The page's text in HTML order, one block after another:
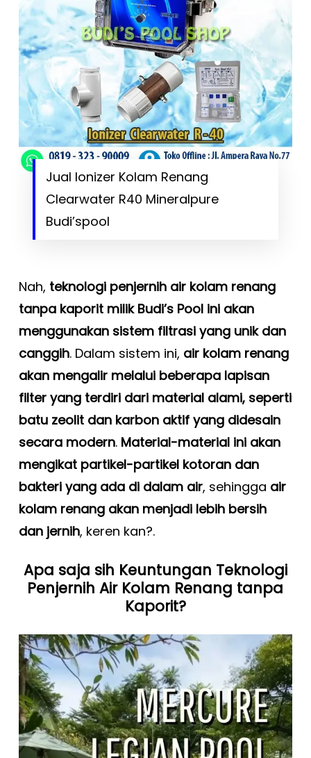
Jual Ionizer Kolam Renang
Clearwater R40 Mineralpure
Budi’spool
Nah, teknologi penjernih air kolam renang
tanpa kaporit milik Budi’s Pool ini akan
menggunakan sistem filtrasi yang unik dan
canggih. Dalam sistem ini, air kolam renang
akan mengalir melalui beberapa lapisan
filter yang terdiri dari material alami, seperti
batu zeolit dan karbon aktif yang didesain
secara modern. Material-material ini akan
mengikat partikel-partikel kotoran dan
bakteri yang ada di dalam air, sehingga air
kolam renang akan menjadi lebih bersih
dan jernih, keren kan?.
Apa saja sih Keuntungan Teknologi
Penjernih Air Kolam Renang tanpa
Kaporit?